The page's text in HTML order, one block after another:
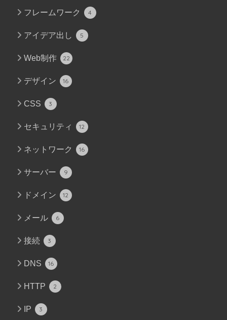
フレームワーク 4
アイデア出し 5
Web制作 22
デザイン 16
CSS 3
セキュリティ 12
ネットワーク 16
サーバー 9
ドメイン 12
メール 6
接続 3
DNS 16
HTTP 2
IP 3